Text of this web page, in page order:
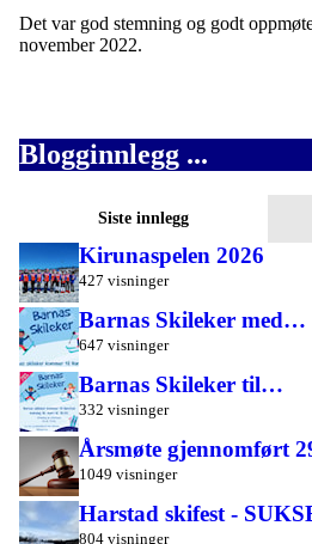
Det var god stemning og godt
november 2022.
Blogginnlegg ...
Siste innlegg
Kirunaspelen 2026
427 visninger
Barnas Skileker med…
647 visninger
Barnas Skileker til…
332 visninger
Årsmøte gjennomført
1049 visninger
Harstad skifest -
804 visninger